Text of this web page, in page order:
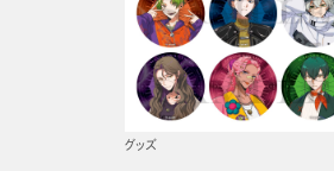
グッズ